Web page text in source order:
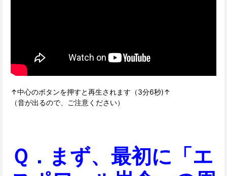
↑中心のボタンを押すと再生されます（3分6秒)↑
（音が出るので、ご注意ください）
Ｑ．まず、最初に「エ